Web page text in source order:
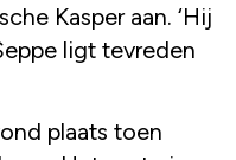
Kasper aan. ‘Hij
ligt tevreden
plaats toen